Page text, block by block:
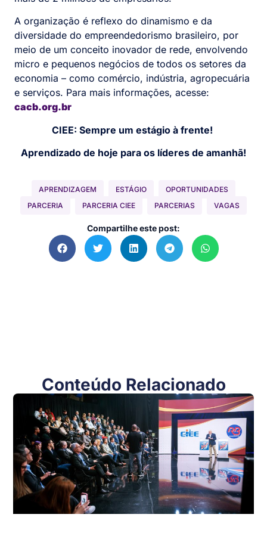
A organização é reflexo do dinamismo e da
diversidade do empreendedorismo brasileiro, por
meio de um conceito inovador de rede, envolvendo
micro e pequenos negócios de todos os setores da
economia – como comércio, indústria, agropecuária
e serviços. Para mais informações, acesse:
cacb.org.br
CIEE: Sempre um estágio à frente!
Aprendizado de hoje para os líderes de amanhã!
APRENDIZAGEM ESTÁGIO
OPORTUNIDADES
PARCERIA
PARCERIA CIEE PARCERIAS VAGAS
Compartilhe este post:
Conteúdo Relacionado